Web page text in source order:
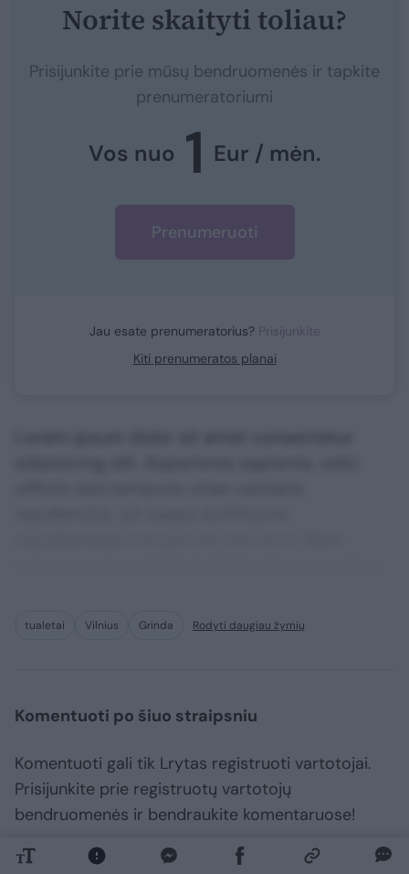
Norite skaityti toliau?
Prisijunkite prie mūsų bendruomenės ir tapkite
prenumeratoriumi
Vos nuo 1 Eur / mėn.
Prenumeruoti
Jau esate prenumeratorius? Prisijunkite
Kiti prenumeratos planai
tualetai Vilnius Grinda Rodyti daugiau žymių
Komentuoti po šiuo straipsniu
Komentuoti gali tik Lrytas registruoti vartotojai.
Prisijunkite prie registruotų vartotojų
bendruomenės ir bendraukite komentaruose!